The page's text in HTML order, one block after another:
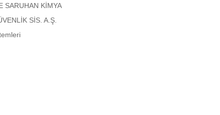
SARUHAN KİMYA
SİS. A.Ş.